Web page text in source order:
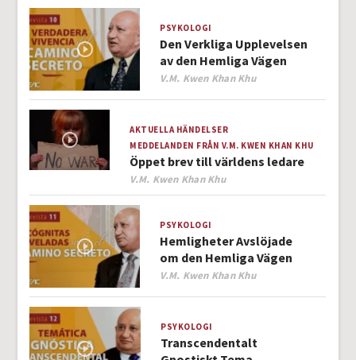
PSYKOLOGI
Den Verkliga Upplevelsen
av den Hemliga Vägen
Author
V.M. Kwen Khan Khu
AKTUELLA HÄNDELSER
MEDDELANDEN FRÅN V.M. KWEN KHAN KHU
Öppet brev till världens ledare
Author
V.M. Kwen Khan Khu
PSYKOLOGI
Hemligheter Avslöjade
om den Hemliga Vägen
Author
V.M. Kwen Khan Khu
PSYKOLOGI
Transcendentalt